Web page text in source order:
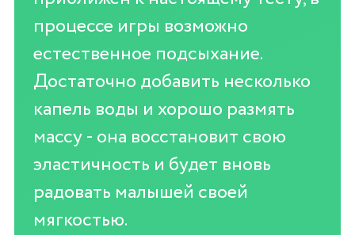
процессе игры возможно
естественное подсыхание.
Достаточно добавить несколько
капель воды и хорошо размять
массу - она восстановит свою
эластичность и будет вновь
радовать малышей своей
мягкостью.